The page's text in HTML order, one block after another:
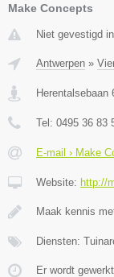
Make Concepts
Niet gevestigd
Antwerpen »
Herentalsebaan
Tel: 0495 36 83
E-mail › Make
Website: http://
Maak kennis
Diensten:
Er wordt